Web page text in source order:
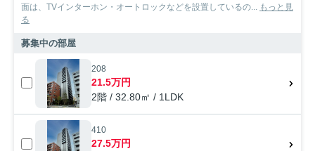
面は、TVインターホン・オートロックなどを設置しているの... もっと見
る
募集中の部屋
208
21.5万円
2階 / 32.80㎡ / 1LDK
410
27.5万円